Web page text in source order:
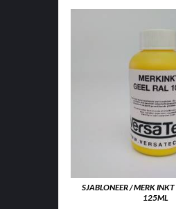
SJABLONEER / MERK
125ML